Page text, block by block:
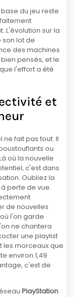
du jeu reste
L'évolution sur la
lot de
des machines
pensés, et le
l'effort a été
et
ne fait pas tout. Il
ou
où la nouvelle
c'est dans
Oubliez la
perte de vue.
de nouvelles
l'on garde
ne chantera
une playlist
les morceaux que
environ 1,49
c'est de
PlayStation